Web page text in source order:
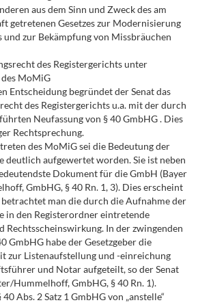
aus dem Sinn und Zweck des am
getretenen Gesetzes zur Modernisierung
und zur Bekämpfung von Missbräuchen
des Registergerichts unter
MoMiG
Entscheidung begründet der Senat das
des Registergerichts u.a. mit der durch
Neufassung von § 40 GmbHG . Dies
Rechtsprechung.
des MoMiG sei die Bedeutung der
deutlich aufgewertet worden. Sie ist neben
Dokument für die GmbH (Bayer
GmbHG, § 40 Rn. 1, 3). Dies erscheint
man die durch die Aufnahme der
in den Registerordner eintretende
Rechtsscheinswirkung. In der zwingenden
GmbHG habe der Gesetzgeber die
zur Listenaufstellung und -einreichung
und Notar aufgeteilt, so der Senat
Hummelhoff, GmbHG, § 40 Rn. 1).
40 Abs. 2 Satz 1 GmbHG von „anstelle“